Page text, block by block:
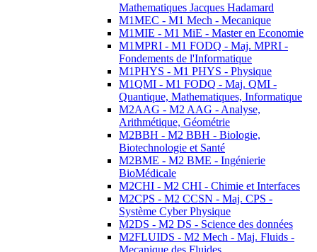
Mathematiques Jacques Hadamard
M1MEC - M1 Mech - Mecanique
M1MIE - M1 MiE - Master en Economie
M1MPRI - M1 FODQ - Maj. MPRI -
Fondements de l'Informatique
M1PHYS - M1 PHYS - Physique
M1QMI - M1 FODQ - Maj. QMI -
Quantique, Mathematiques, Informatique
M2AAG - M2 AAG - Analyse,
Arithmétique, Géométrie
M2BBH - M2 BBH - Biologie,
Biotechnologie et Santé
M2BME - M2 BME - Ingénierie
BioMédicale
M2CHI - M2 CHI - Chimie et Interfaces
M2CPS - M2 CCSN - Maj. CPS -
Système Cyber Physique
M2DS - M2 DS - Science des données
M2FLUIDS - M2 Mech - Maj. Fluids -
Mecanique des Fluides